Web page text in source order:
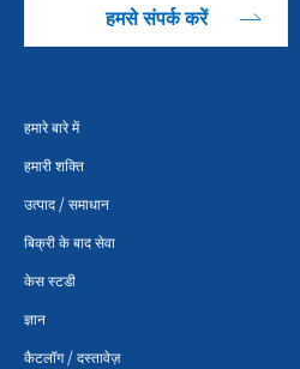
हमसे संपर्क करें
हमारे बारे में
हमारी शक्ति
उत्पाद / समाधान
बिक्री के बाद सेवा
केस स्टडी
ज्ञान
कैटलॉग / दस्तावेज़